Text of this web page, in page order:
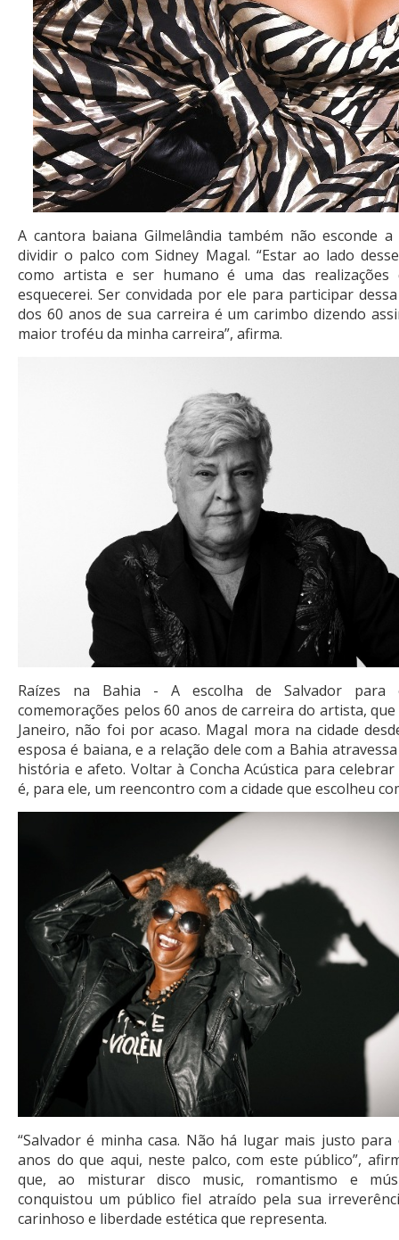
A cantora baiana Gilmelândia também não esconde a
dividir o palco com Sidney Magal. “Estar ao lado
como artista e ser humano é uma das realizações
esquecerei. Ser convidada por ele para participar
dos 60 anos de sua carreira é um carimbo dizendo
maior troféu da minha carreira”, afirma.
Raízes na Bahia - A escolha de Salvador para
comemorações pelos 60 anos de carreira do artista, que
Janeiro, não foi por acaso. Magal mora na cidade
esposa é baiana, e a relação dele com a Bahia
história e afeto. Voltar à Concha Acústica para
é, para ele, um reencontro com a cidade que escolheu
“Salvador é minha casa. Não há lugar mais justo para
anos do que aqui, neste palco, com este público”,
que, ao misturar disco music, romantismo e
conquistou um público fiel atraído pela sua
carinhoso e liberdade estética que representa.